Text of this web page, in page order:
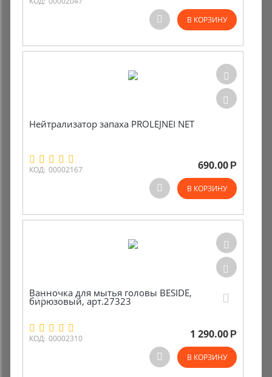
В КОРЗИНУ
Нейтрализатор запаха PROLEJNEI NET
КОД: 00002167 690.00 Р
В КОРЗИНУ
Ванночка для мытья головы BESIDE,
бирюзовый, арт.27323
КОД: 00002310 1 290.00 Р
В КОРЗИНУ